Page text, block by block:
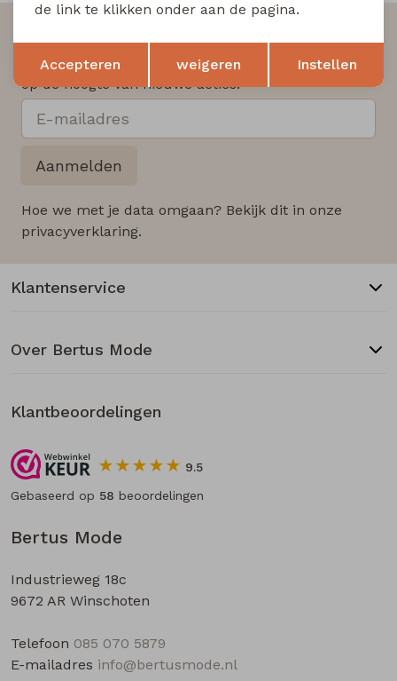
Schrijf je in voor onze nieuwsbrief en wees als eerst
op de hoogte van nieuwe acties!
Aanmelden
Hoe we met je data omgaan? Bekijk dit in onze
privacyverklaring.
Bertus Mode
Industrieweg 18c
9672 AR Winschoten
Telefoon 085 070 5879
E-mailadres info@bertusmode.nl
Klantenservice
Over Bertus Mode
Klantbeoordelingen
9.5
Gebaseerd op 58 beoordelingen
Terug Opslaan
de link te klikken onder aan de pagina.
Accepteren weigeren Instellen